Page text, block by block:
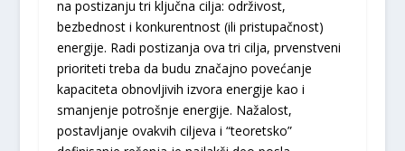
na postizanju tri ključna cilja: održivost,
bezbednost i konkurentnost (ili pristupačnost)
energije. Radi postizanja ova tri cilja, prvenstveni
prioriteti treba da budu značajno povećanje
kapaciteta obnovljivih izvora energije kao i
smanjenje potrošnje energije. Nažalost,
postavljanje ovakvih ciljeva i “teoretsko”